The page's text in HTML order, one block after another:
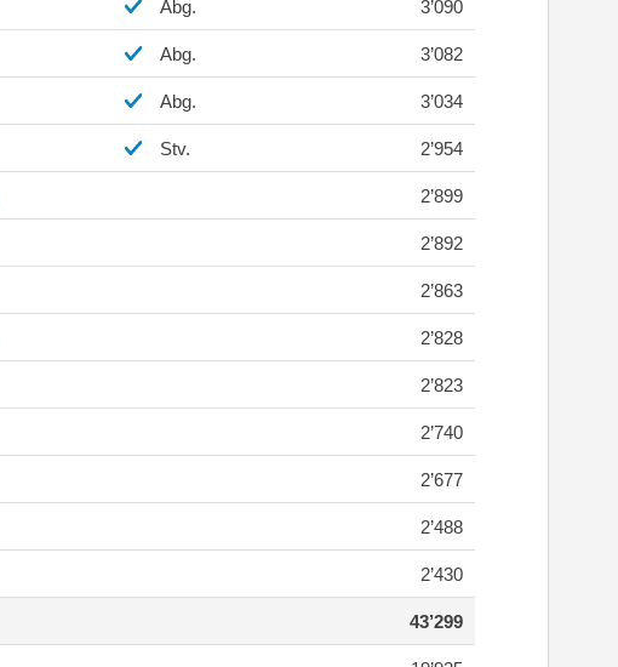
Abg. 3’090
Abg. 3’082
Abg. 3’034
Stv. 2’954
2’899
2’892
2’863
2’828
2’823
2’740
2’677
2’488
2’430
43’299